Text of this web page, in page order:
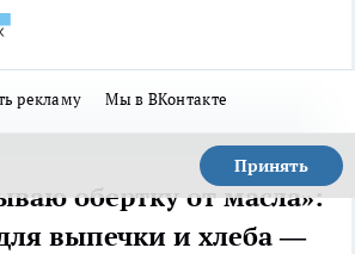
рекламу Мы в ВКонтакте
Принять
обертку от масла»:
выпечки и хлеба —